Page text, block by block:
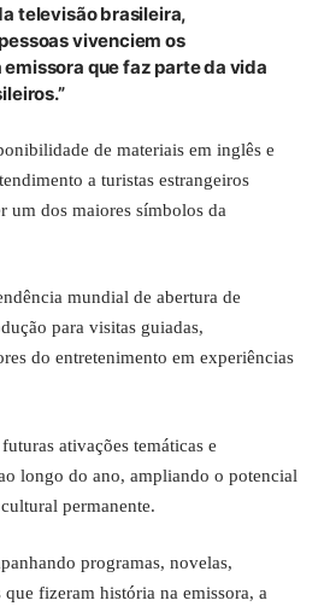
televisão brasileira,
vivenciem os
que faz parte da vida
de materiais em inglês e
a turistas estrangeiros
um dos maiores símbolos da
mundial de abertura de
para visitas guiadas,
do entretenimento em experiências
ativações temáticas e
longo do ano, ampliando o potencial
permanente.
programas, novelas,
fizeram história na emissora, a